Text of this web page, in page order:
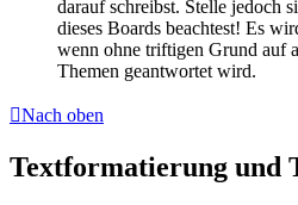
darauf schreibst. Stelle jedoch
dieses Boards beachtest! Es
wenn ohne triftigen Grund auf
Themen geantwortet wird.
Nach oben
Textformatierung und